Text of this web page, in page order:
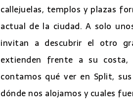
Rutas por los Lagos
Ruta C
callejuelas, templos y plazas
actual de la ciudad. A solo
invitan a descubrir el otro
extienden frente a su costa,
contamos qué ver en Split,
dónde nos alojamos y cuales